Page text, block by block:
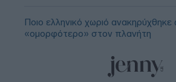
Ποιο ελληνικό χωριό
«ομορφότερο» στον πλανήτη